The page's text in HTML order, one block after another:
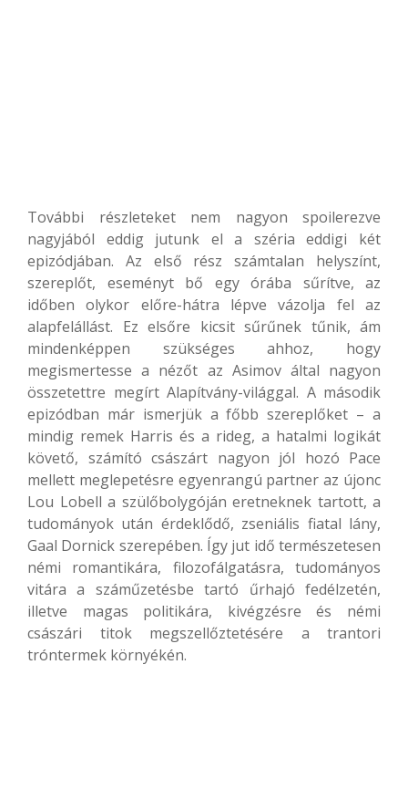
További részleteket nem nagyon spoilerezve
nagyjából eddig jutunk el a széria eddigi két
epizódjában. Az első rész számtalan helyszínt,
szereplőt, eseményt bő egy órába sűrítve, az
időben olykor előre-hátra lépve vázolja fel az
alapfelállást. Ez elsőre kicsit sűrűnek tűnik, ám
mindenképpen szükséges ahhoz, hogy
megismertesse a nézőt az Asimov által nagyon
összetettre megírt Alapítvány-világgal. A második
epizódban már ismerjük a főbb szereplőket – a
mindig remek Harris és a rideg, a hatalmi logikát
követő, számító császárt nagyon jól hozó Pace
mellett meglepetésre egyenrangú partner az újonc
Lou Lobell a szülőbolygóján eretneknek tartott, a
tudományok után érdeklődő, zseniális fiatal lány,
Gaal Dornick szerepében. Így jut idő természetesen
némi romantikára, filozofálgatásra, tudományos
vitára a száműzetésbe tartó űrhajó fedélzetén,
illetve magas politikára, kivégzésre és némi
császári titok megszellőztetésére a trantori
tróntermek környékén.